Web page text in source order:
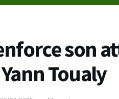
son
Toualy